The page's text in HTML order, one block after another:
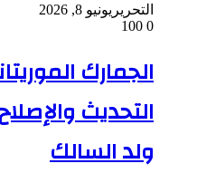
التحرير يونيو 8, 2026
0
الجمارك
التحديث
ولد السالك